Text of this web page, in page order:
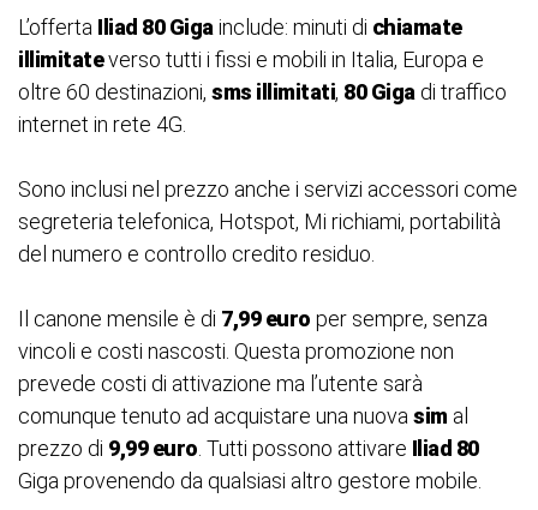
L’offerta Iliad 80 Giga include: minuti di chiamate
illimitateverso tutti i fissi e mobili in Italia, Europa e
oltre 60 destinazioni, sms illimitati, 80 Giga di traffico
internet in rete 4G.
Sono inclusi nel prezzo anche i servizi accessori come
segreteria telefonica, Hotspot, Mi richiami, portabilità
del numero e controllo credito residuo.
Il canone mensile è di 7,99 euro per sempre, senza
vincoli e costi nascosti. Questa promozione non
prevede costi di attivazione ma l’utente sarà
comunque tenuto ad acquistare una nuova sim al
prezzo di 9,99 euro . Tutti possono attivare Iliad 80
Giga provenendo da qualsiasi altro gestore mobile.